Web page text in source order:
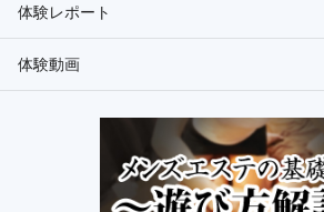
ド
検
索
体験レポート
体験動画